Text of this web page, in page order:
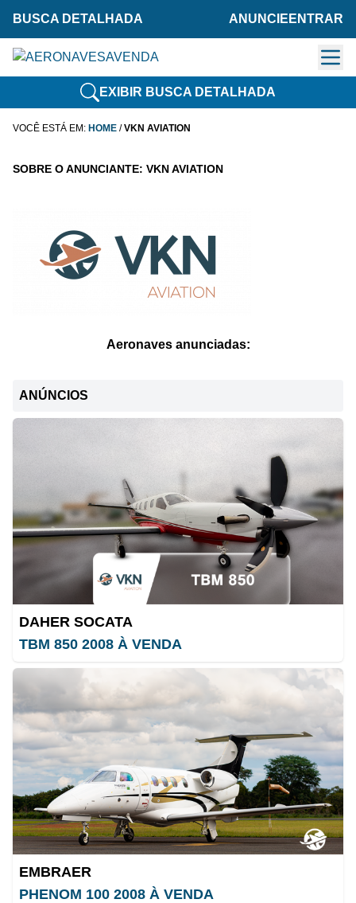
BUSCA DETALHADA ANUNCIE ENTRAR
EXIBIR BUSCA DETALHADA
VOCÊ ESTÁ EM: HOME /VKN AVIATION
SOBRE O ANUNCIANTE: VKN AVIATION
Aeronaves anunciadas:
ANÚNCIOS
DAHER SOCATA
TBM 850 2008 À VENDA
EMBRAER
PHENOM 100 2008 À VENDA